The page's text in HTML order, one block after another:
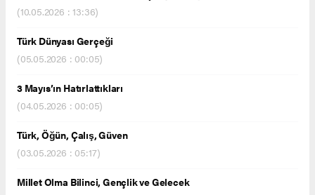
(10.05.2026 : 13:36)
Türk Dünyası Gerçeği
(05.05.2026 : 00:05)
3 Mayıs’ın Hatırlattıkları
(04.05.2026 : 00:05)
Türk, Öğün, Çalış, Güven
(03.05.2026 : 05:17)
Millet Olma Bilinci, Gençlik ve Gelecek